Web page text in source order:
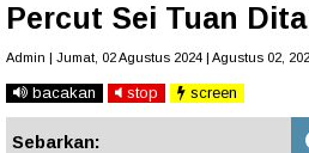
Percut Sei Tuan
Admin | Jumat, 02 Agustus 2024 | Agustus 02,
bacakan stop screen
Sebarkan: